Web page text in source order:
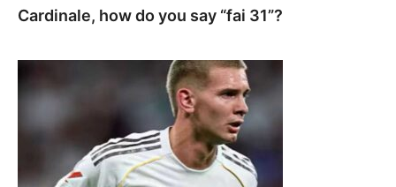
Cardinale, how do you say “fai 31”?